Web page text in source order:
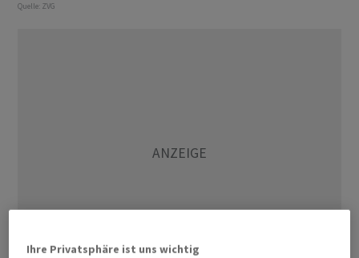
Quelle: ZVG
Ihre Privatsphäre ist uns wichtig